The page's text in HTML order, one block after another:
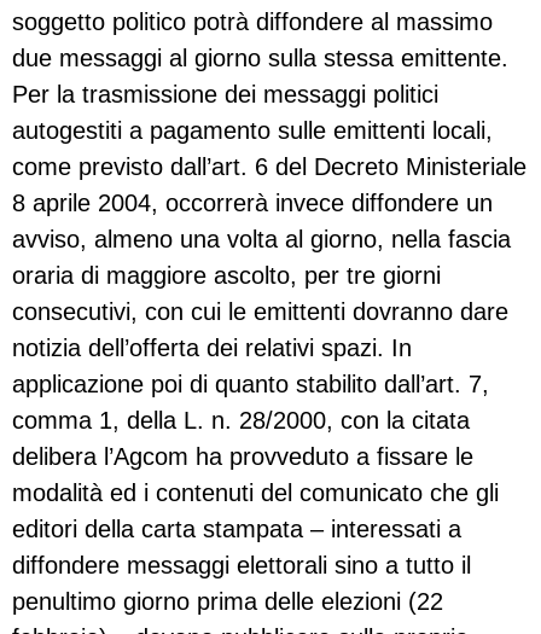
soggetto politico potrà diffondere al massimo
due messaggi al giorno sulla stessa emittente.
Per la trasmissione dei messaggi politici
autogestiti a pagamento sulle emittenti locali,
come previsto dall’art. 6 del Decreto Ministeriale
8 aprile 2004, occorrerà invece diffondere un
avviso, almeno una volta al giorno, nella fascia
oraria di maggiore ascolto, per tre giorni
consecutivi, con cui le emittenti dovranno dare
notizia dell’offerta dei relativi spazi. In
applicazione poi di quanto stabilito dall’art. 7,
comma 1, della L. n. 28/2000, con la citata
delibera l’Agcom ha provveduto a fissare le
modalità ed i contenuti del comunicato che gli
editori della carta stampata – interessati a
diffondere messaggi elettorali sino a tutto il
penultimo giorno prima delle elezioni (22